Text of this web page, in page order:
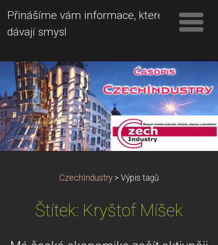
Přinášíme vám informace, které
dávají smysl
CzechIndustry > Výpis tagů
Štítek: Kryštof Míšek